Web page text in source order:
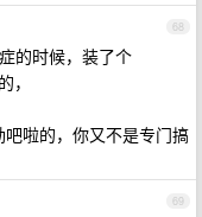
68
的时候，装了个
，
啦的，你又不是专门搞
69